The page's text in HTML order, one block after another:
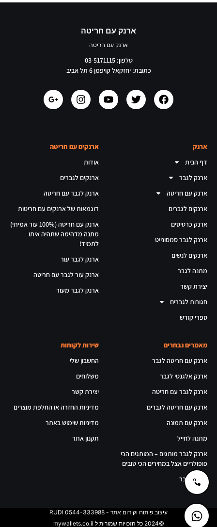
ארנק עם חריטה
ארנק עם חריטה
טלפון: 03-5171115
כתובת: יחזקאל קויפמן 6 תל אביב
ארנק
דף הבית
ארנק לגבר
ארנק עם חריטה
ארנקים לגברים
ארנק כרטיסים
ארנק לגבר סמסונייט
ארנקים לנשים
מתנה לגבר
יצירת קשר
חגורות לגברים
ספרי קודש
ארנקים עם חריטה
אודות
ארנקים לגברים
ארנק לגבר עם חריטה
דוגמאות של ארנקים עם חריטות
ארנק עם חריטה (100% עור אמיתי)
מתנה מדהימה שתהיה איתו
לתמיד!
ארנק לגבר עור
ארנק עור לגבר עם חריטה
ארנק לגבר מעור
מאמרים נבחרים
ארנק עם חריטה לגבר
ארנק אלגנטי לגבר
ארנק לגבר עם חריטה
ארנק עם חריטה לגברים
ארנק עם תמונה
מתנה לחייל
ארנק לגבר מותגים – המותגים הכי
פופולריים אצל במחירים הכי טובים
ארנק לגבר
שירות לקוחות
החשבון שלי
משלוחים
יצירת קשר
מדיניות החזרה או החלפת מוצרים
מדיניות שימוש באתר
תקנון אתר
©2024 כל הזכויות שמורות ל mywallets.co.il
עיצוב פיתוח וקידום אתר - RUDI 0544-333988